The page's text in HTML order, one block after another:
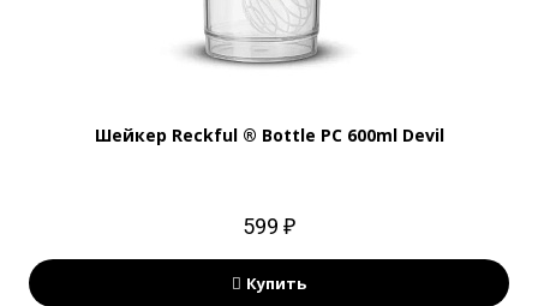
Шейкер Reckful ® Bottle PC 600ml Devil
599 ₽
Купить